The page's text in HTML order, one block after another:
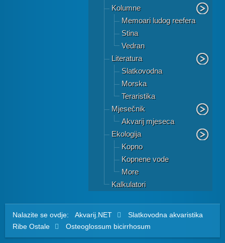
Kolumne
Memoari ludog reefera
Stina
Vedran
Literatura
Slatkovodna
Morska
Teraristika
Mjesečnik
Akvarij mjeseca
Ekologija
Kopno
Kopnene vode
More
Kalkulatori
Nalazite se ovdje: Akvarij.NET
Slatkovodna akvaristika
Ribe Ostale Osteoglossum bicirrhosum